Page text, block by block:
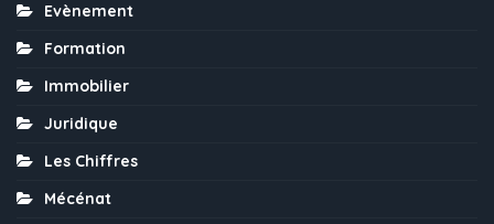
Evènement
Formation
Immobilier
Juridique
Les Chiffres
Mécénat